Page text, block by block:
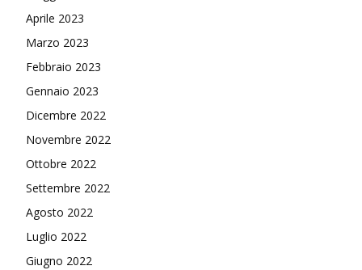
Aprile 2023
Marzo 2023
Febbraio 2023
Gennaio 2023
Dicembre 2022
Novembre 2022
Ottobre 2022
Settembre 2022
Agosto 2022
Luglio 2022
Giugno 2022